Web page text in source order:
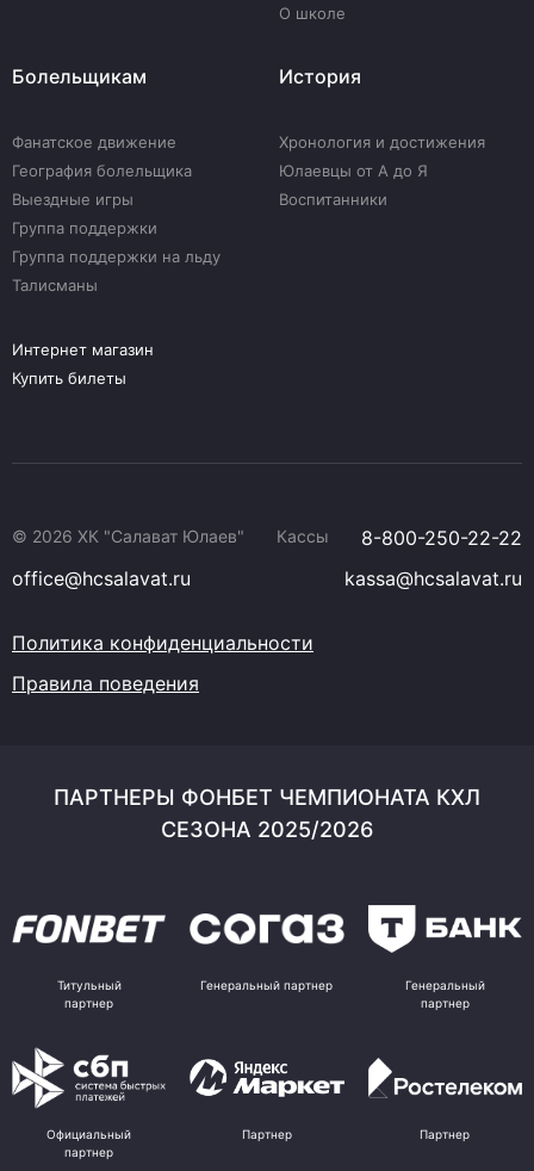
О школе
Болельщикам
Фанатское движение
География болельщика
Выездные игры
Группа поддержки
Группа поддержки на льду
Талисманы
История
Хронология и достижения
Юлаевцы от А до Я
Воспитанники
Интернет магазин
Купить билеты
© 2026 ХК "Салават Юлаев" Кассы
8-800-250-22-22
office@hcsalavat.ru
kassa@hcsalavat.ru
Политика конфиденциальности
Правила поведения
ПАРТНЕРЫ ФОНБЕТ ЧЕМПИОНАТА КХЛ
СЕЗОНА 2025/2026
Титульный
партнер
Генеральный партнер
Генеральный
партнер
Официальный
партнер
Партнер Партнер